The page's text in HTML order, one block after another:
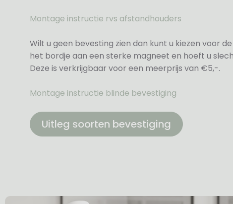
Montage instructie rvs afstandhouders
Wilt u geen bevesting zien dan kunt u kiezen voor
het bordje aan een sterke magneet en hoeft u
Deze is verkrijgbaar voor een meerprijs van €5,-.
Montage instructie blinde bevestiging
Uitleg soorten bevestiging